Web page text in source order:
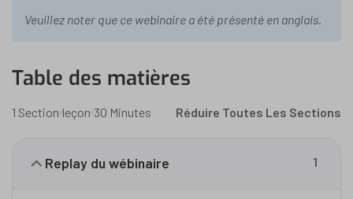
Veuillez noter que ce webinaire a été présenté en anglais.
Table des matières
1 Section leçon 30 Minutes Réduire Toutes Les Sections
Replay du wébinaire 1